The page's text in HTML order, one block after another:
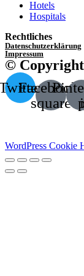
Hotels
Hospitals
Rechtliches
Datenschutzerklärung
Impressum
© Copyright
Facebook-
square
WordPress Cookie